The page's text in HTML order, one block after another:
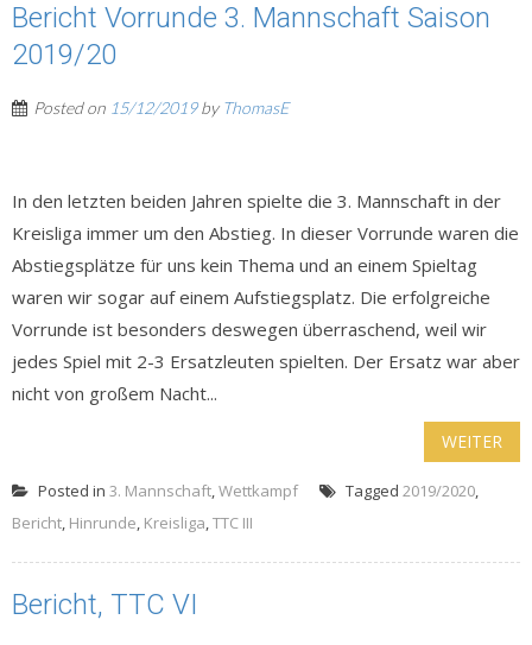
Bericht Vorrunde 3. Mannschaft Saison
2019/20
Posted on 15/12/2019by ThomasE
In den letzten beiden Jahren spielte die 3. Mannschaft in der
Kreisliga immer um den Abstieg. In dieser Vorrunde waren die
Abstiegsplätze für uns kein Thema und an einem Spieltag
waren wir sogar auf einem Aufstiegsplatz. Die erfolgreiche
Vorrunde ist besonders deswegen überraschend, weil wir
jedes Spiel mit 2-3 Ersatzleuten spielten. Der Ersatz war aber
nicht von großem Nacht...
WEITER
Posted in 3. Mannschaft,Wettkampf Tagged 2019/2020,
Bericht, Hinrunde, Kreisliga,TTC III
Bericht, TTC VI